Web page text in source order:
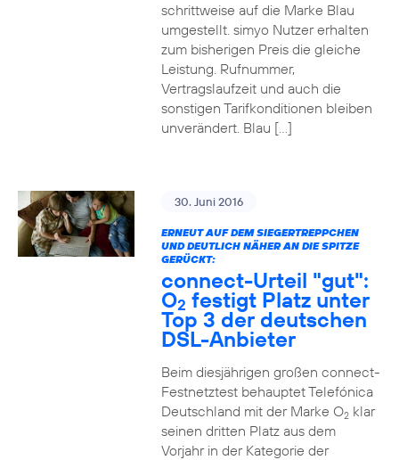
schrittweise auf die Marke Blau
umgestellt. simyo Nutzer erhalten
zum bisherigen Preis die gleiche
Leistung. Rufnummer,
Vertragslaufzeit und auch die
sonstigen Tarifkonditionen bleiben
unverändert. Blau […]
30. Juni 2016
ERNEUT AUF DEM SIEGERTREPPCHEN
UND DEUTLICH NÄHER AN DIE SPITZE
GERÜCKT:
connect-Urteil "gut":
O2 festigt Platz unter
Top 3 der deutschen
DSL-Anbieter
Beim diesjährigen großen connect-
Festnetztest behauptet Telefónica
Deutschland mit der Marke O2klar
seinen dritten Platz aus dem
Vorjahr in der Kategorie der